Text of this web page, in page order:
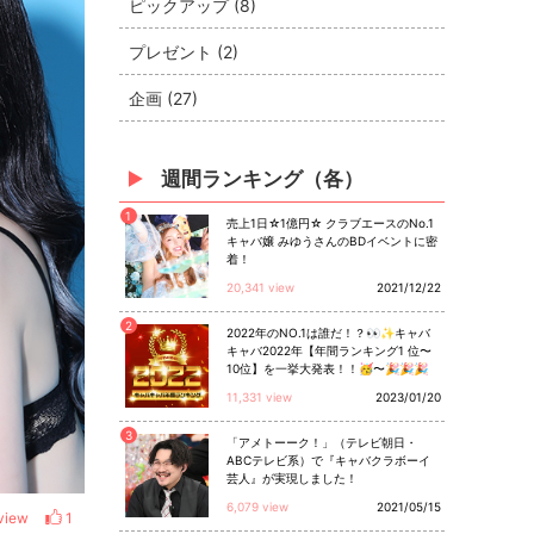
1
ピックアップ (8)
プレゼント (2)
企画 (27)
週間ランキング（各）
1
売上1日☆1億円☆ クラブエースのNo.1
キャバ嬢 みゆうさんのBDイベントに密
着！
20,341 view
2021/12/22
2
2022年のNO.1は誰だ！？👀✨キャバ
キャバ2022年【年間ランキング1 位〜
10位】を一挙大発表！！🥳〜🎉🎉🎉
11,331 view
2023/01/20
3
「アメトーーク！」（テレビ朝日・
ABCテレビ系）で『キャバクラボーイ
芸人』が実現しました！
6,079 view
2021/05/15